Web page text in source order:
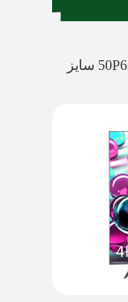
۱. تلویزیون هوشمند ال‌ای‌دی تی‌سی‌ال مدل 50P635 سایز